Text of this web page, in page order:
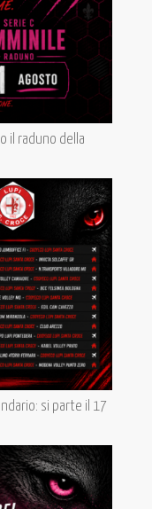
il raduno della
si parte il 17